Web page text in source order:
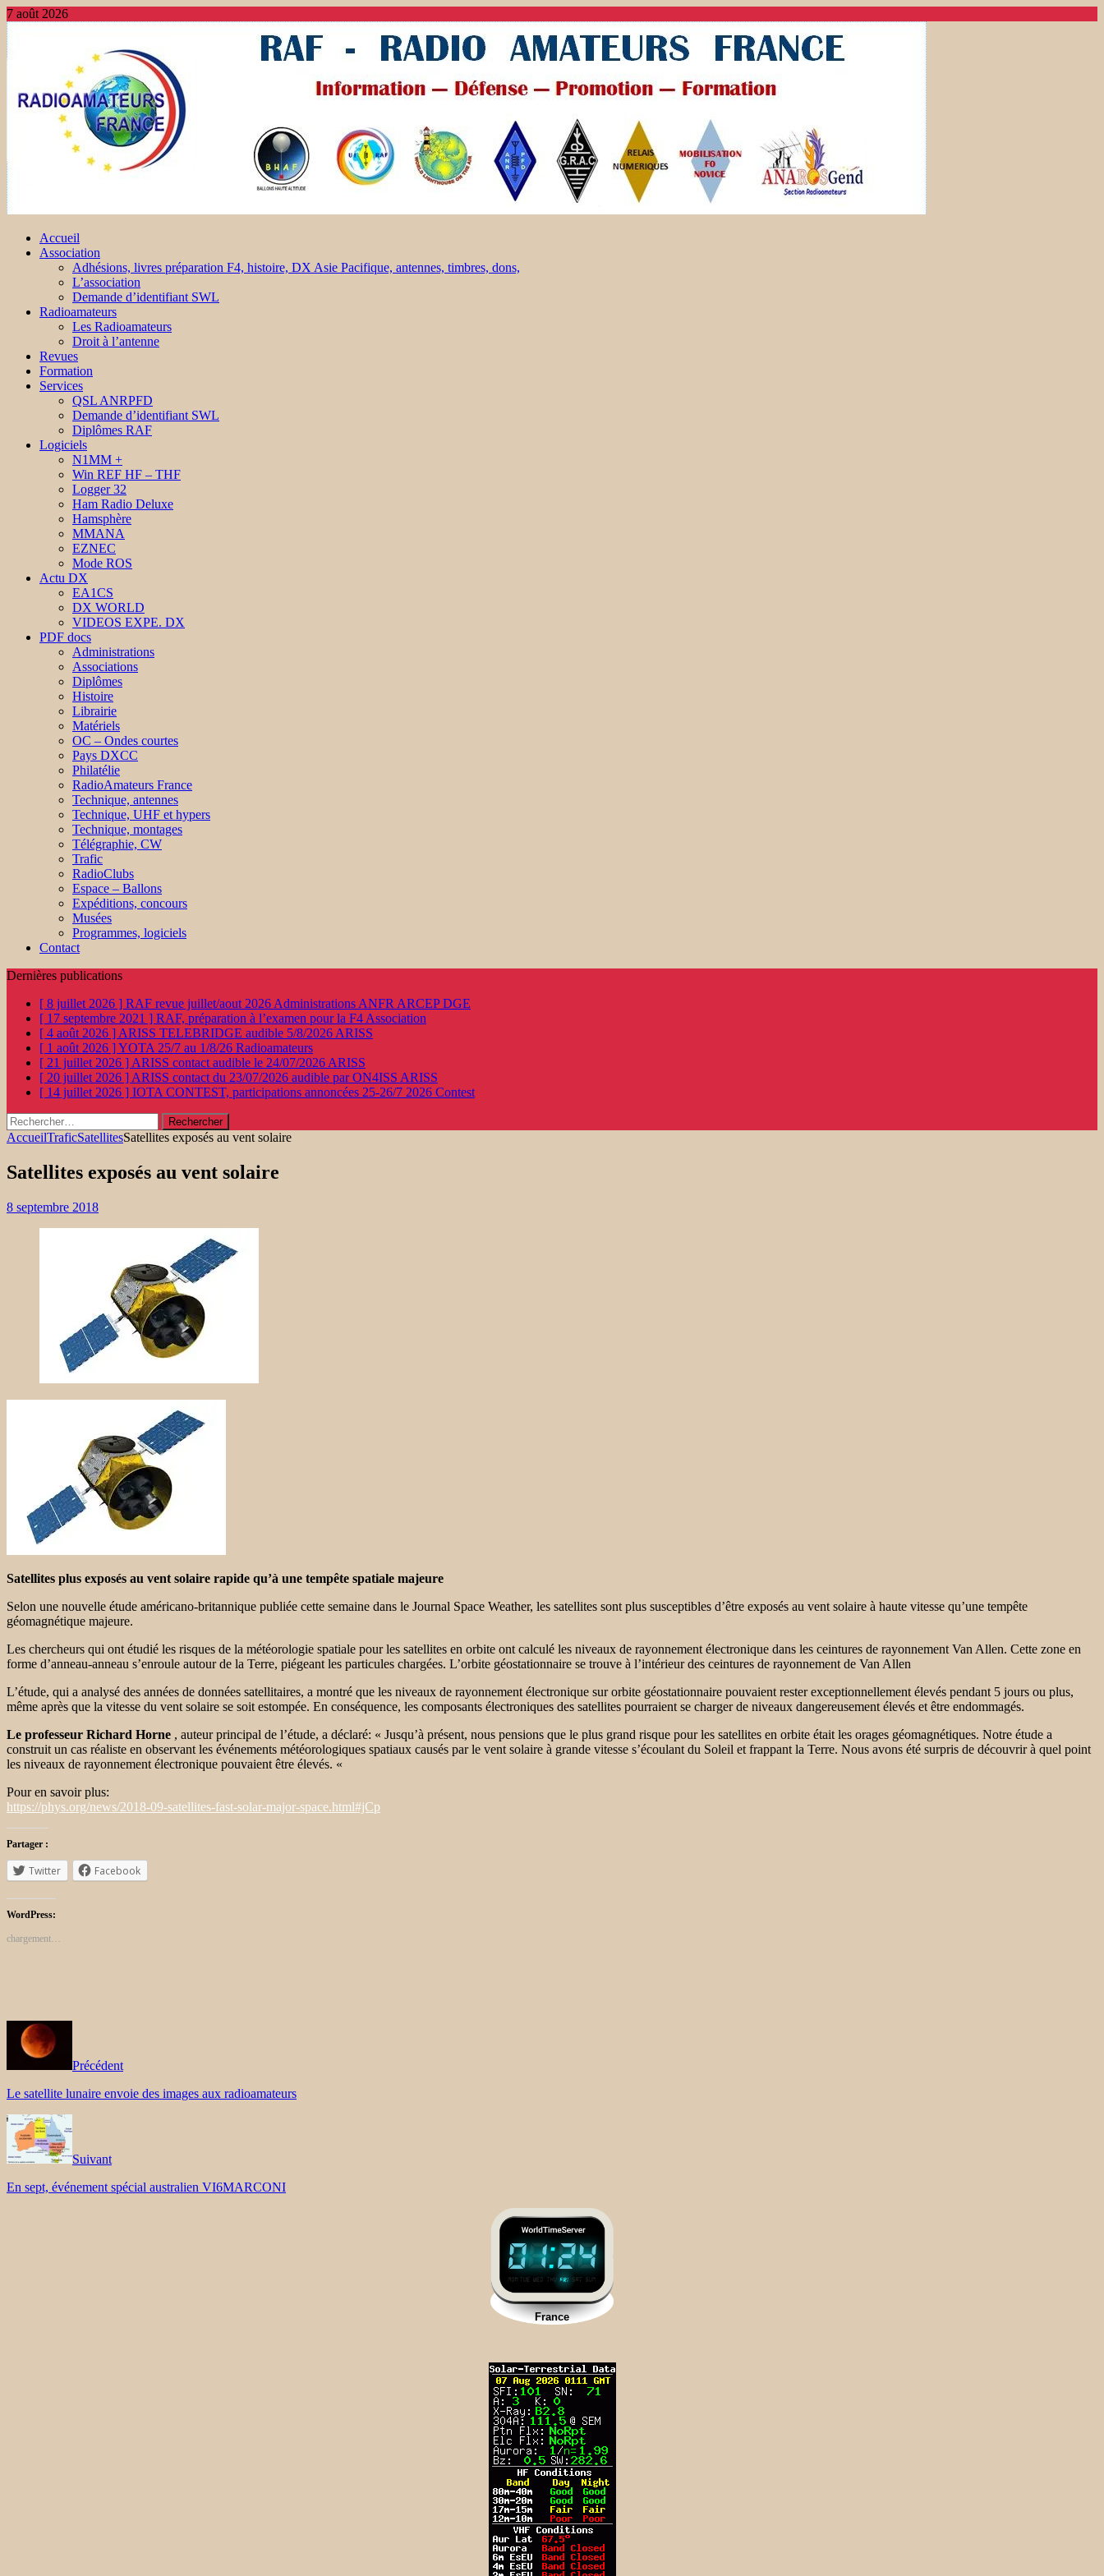
7 août 2026
Accueil
Association
Adhésions, livres préparation F4, histoire, DX Asie Pacifique, antennes, timbres, dons,
L’association
Demande d’identifiant SWL
Radioamateurs
Les Radioamateurs
Droit à l’antenne
Revues
Formation
Services
QSL ANRPFD
Demande d’identifiant SWL
Diplômes RAF
Logiciels
N1MM +
Win REF HF – THF
Logger 32
Ham Radio Deluxe
Hamsphère
MMANA
EZNEC
Mode ROS
Actu DX
EA1CS
DX WORLD
VIDEOS EXPE. DX
PDF docs
Administrations
Associations
Diplômes
Histoire
Librairie
Matériels
OC – Ondes courtes
Pays DXCC
Philatélie
RadioAmateurs France
Technique, antennes
Technique, UHF et hypers
Technique, montages
Télégraphie, CW
Trafic
RadioClubs
Espace – Ballons
Expéditions, concours
Musées
Programmes, logiciels
Contact
Dernières publications
[ 8 juillet 2026 ] RAF revue juillet/aout 2026 Administrations ANFR ARCEP DGE
[ 17 septembre 2021 ] RAF, préparation à l’examen pour la F4 Association
[ 4 août 2026 ] ARISS TELEBRIDGE audible 5/8/2026 ARISS
[ 1 août 2026 ]YOTA 25/7 au 1/8/26 Radioamateurs
[ 21 juillet 2026 ] ARISS contact audible le 24/07/2026 ARISS
[ 20 juillet 2026 ] ARISS contact du 23/07/2026 audible par ON4ISS ARISS
[ 14 juillet 2026 ] IOTA CONTEST, participations annoncées 25-26/7 2026 Contest
Rechercher :
AccueilTraficSatellitesSatellites exposés au vent solaire
Satellites exposés au vent solaire
8 septembre 2018
Satellites plus exposés au vent solaire rapide qu’à une tempête spatiale majeure
Selon une nouvelle étude américano-britannique publiée cette semaine dans le Journal Space Weather, les satellites sont plus susceptibles d’être exposés au vent solaire à haute vitesse qu’une tempête
géomagnétique majeure.
Les chercheurs qui ont étudié les risques de la météorologie spatiale pour les satellites en orbite ont calculé les niveaux de rayonnement électronique dans les ceintures de rayonnement Van Allen. Cette zone en
forme d’anneau-anneau s’enroule autour de la Terre, piégeant les particules chargées. L’orbite géostationnaire se trouve à l’intérieur des ceintures de rayonnement de Van Allen
L’étude, qui a analysé des années de données satellitaires, a montré que les niveaux de rayonnement électronique sur orbite géostationnaire pouvaient rester exceptionnellement élevés pendant 5 jours ou plus,
même après que la vitesse du vent solaire se soit estompée. En conséquence, les composants électroniques des satellites pourraient se charger de niveaux dangereusement élevés et être endommagés.
Le professeur Richard Horne , auteur principal de l’étude, a déclaré: « Jusqu’à présent, nous pensions que le plus grand risque pour les satellites en orbite était les orages géomagnétiques. Notre étude a
construit un cas réaliste en observant les événements météorologiques spatiaux causés par le vent solaire à grande vitesse s’écoulant du Soleil et frappant la Terre. Nous avons été surpris de découvrir à quel point
les niveaux de rayonnement électronique pouvaient être élevés. «
Pour en savoir plus:
https://phys.org/news/2018-09-satellites-fast-solar-major-space.html#jCp
Partager :
Twitter Facebook
WordPress:
chargement…
Précédent
Le satellite lunaire envoie des images aux radioamateurs
Suivant
En sept, événement spécial australien VI6MARCONI